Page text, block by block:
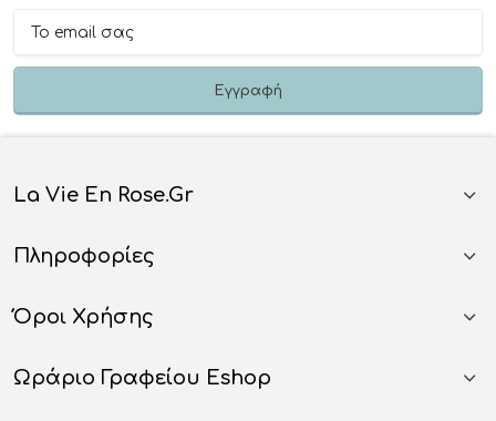
La Vie En Rose.gr
Πληροφορίες
Όροι Χρήσης
Ωράριο Γραφείου Eshop